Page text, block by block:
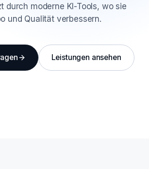
durch moderne KI-Tools, wo sie
und Qualität verbessern.
Leistungen ansehen